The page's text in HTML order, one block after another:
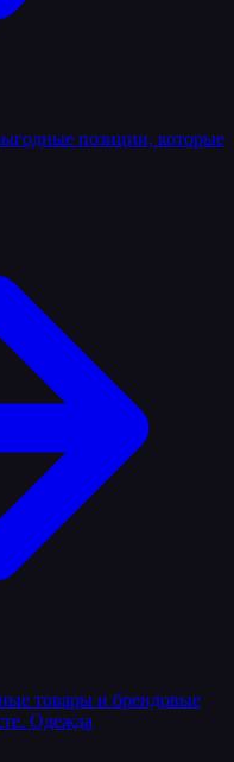
позиции, которые
товары и брендовые
Одежда